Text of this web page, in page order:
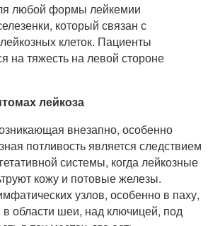
любой формы лейкемии
который связан с
клеток. Пациенты
на тяжесть на левой стороне
лейкоза
внезапно, особенно
потливость является следствием
системы, когда лейкозные
кожу и потовые железы.
узлов, особенно в паху,
области шеи, над ключицей, под